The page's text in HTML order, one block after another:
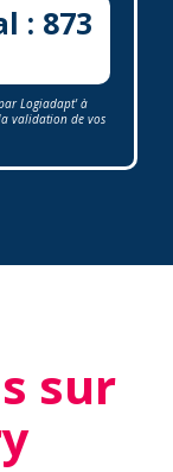
: 873
Logiadapt' à
validation de vos
sur